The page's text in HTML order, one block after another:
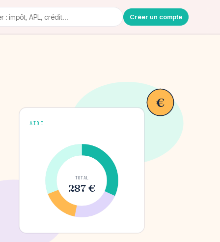
Créer un compte
AIDE
TOTAL
287 €
€